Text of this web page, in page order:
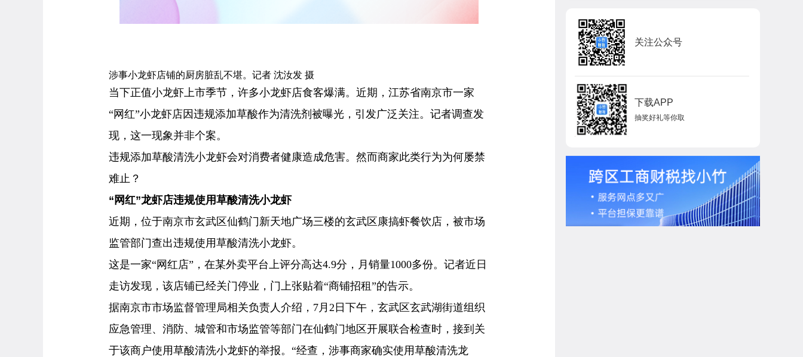
涉事小龙虾店铺的厨房脏乱不堪。记者 沈汝发 摄
当下正值小龙虾上市季节，许多小龙虾店食客爆满。近期，江苏省南京市一家
“网红”小龙虾店因违规添加草酸作为清洗剂被曝光，引发广泛关注。记者调查发
现，这一现象并非个案。
违规添加草酸清洗小龙虾会对消费者健康造成危害。然而商家此类行为为何屡禁
难止？
“网红”龙虾店违规使用草酸清洗小龙虾
近期，位于南京市玄武区仙鹤门新天地广场三楼的玄武区康搞虾餐饮店，被市场
监管部门查出违规使用草酸清洗小龙虾。
这是一家“网红店”，在某外卖平台上评分高达4.9分，月销量1000多份。记者近日
走访发现，该店铺已经关门停业，门上张贴着“商铺招租”的告示。
据南京市市场监督管理局相关负责人介绍，7月2日下午，玄武区玄武湖街道组织
应急管理、消防、城管和市场监管等部门在仙鹤门地区开展联合检查时，接到关
于该商户使用草酸清洗小龙虾的举报。“经查，涉事商家确实使用草酸清洗龙
关注公众号
下载APP
抽奖好礼等你取